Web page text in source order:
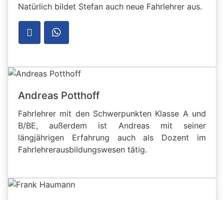
Natürlich bildet Stefan auch neue Fahrlehrer aus.
Andreas Potthoff
Fahrlehrer mit den Schwerpunkten Klasse A und
B/BE, außerdem ist Andreas mit seiner
längjährigen Erfahrung auch als Dozent im
Fahrlehrerausbildungswesen tätig.